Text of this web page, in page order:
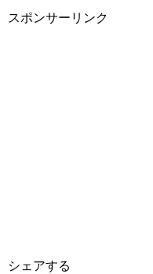
スポンサーリンク
シェアする